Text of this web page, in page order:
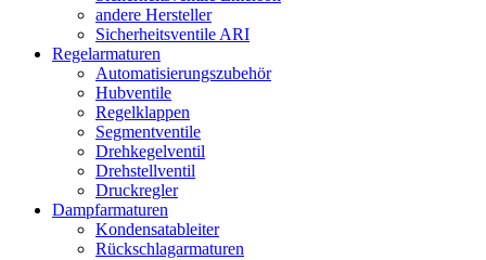
andere Hersteller
Sicherheitsventile ARI
Regelarmaturen
Automatisierungszubehör
Hubventile
Regelklappen
Segmentventile
Drehkegelventil
Drehstellventil
Druckregler
Dampfarmaturen
Kondensatableiter
Rückschlagarmaturen